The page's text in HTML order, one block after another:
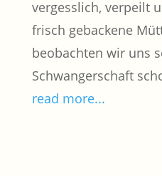
vergesslich, verpeilt
frisch gebackene
beobachten wir uns
Schwangerschaft
read more...